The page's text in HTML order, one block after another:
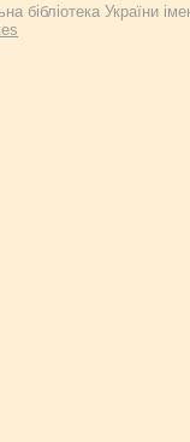
бібліотека України